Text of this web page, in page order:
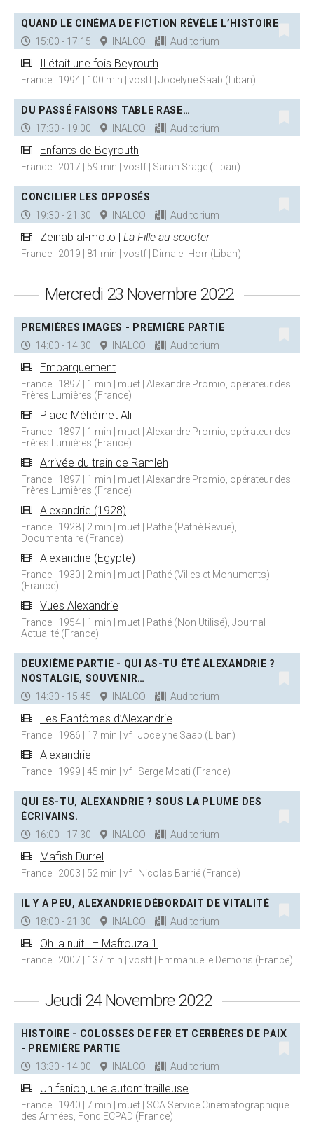
QUAND LE CINÉMA DE FICTION RÉVÈLE L’HISTOIRE
15:00 - 17:15
INALCO Auditorium
Il était une fois Beyrouth
France | 1994 | 100 min | vostf | Jocelyne Saab (Liban)
DU PASSÉ FAISONS TABLE RASE…
17:30 - 19:00
INALCO Auditorium
Enfants de Beyrouth
France | 2017 | 59 min | vostf | Sarah Srage (Liban)
CONCILIER LES OPPOSÉS
19:30 - 21:30
INALCO Auditorium
Zeinab al-moto | La Fille au scooter
France | 2019 | 81 min | vostf | Dima el-Horr (Liban)
Mercredi 23 Novembre 2022
PREMIÈRES IMAGES - PREMIÈRE PARTIE
14:00 - 14:30
INALCO Auditorium
Embarquement
France | 1897 | 1 min | muet | Alexandre Promio, opérateur des
Frères Lumières (France)
Place Méhémet Ali
France | 1897 | 1 min | muet | Alexandre Promio, opérateur des
Frères Lumières (France)
Arrivée du train de Ramleh
France | 1897 | 1 min | muet | Alexandre Promio, opérateur des
Frères Lumières (France)
Alexandrie (1928)
France | 1928 | 2 min | muet | Pathé (Pathé Revue),
Documentaire (France)
Alexandrie (Egypte)
France | 1930 | 2 min | muet | Pathé (Villes et Monuments)
(France)
Vues Alexandrie
France | 1954 | 1 min | muet | Pathé (Non Utilisé), Journal
Actualité (France)
DEUXIÈME PARTIE - QUI AS-TU ÉTÉ ALEXANDRIE ?
NOSTALGIE, SOUVENIR…
14:30 - 15:45
INALCO Auditorium
Les Fantômes d’Alexandrie
France | 1986 | 17 min | vf | Jocelyne Saab (Liban)
Alexandrie
France | 1999 | 45 min | vf | Serge Moati (France)
QUI ES-TU, ALEXANDRIE ? SOUS LA PLUME DES
ÉCRIVAINS.
16:00 - 17:30
INALCO Auditorium
Mafish Durrel
France | 2003 | 52 min | vf | Nicolas Barrié (France)
IL Y A PEU, ALEXANDRIE DÉBORDAIT DE VITALITÉ
18:00 - 21:30
INALCO Auditorium
Oh la nuit ! – Mafrouza 1
France | 2007 | 137 min | vostf | Emmanuelle Demoris (France)
Jeudi 24 Novembre 2022
HISTOIRE - COLOSSES DE FER ET CERBÈRES DE PAIX
- PREMIÈRE PARTIE
13:30 - 14:00
INALCO Auditorium
Un fanion, une automitrailleuse
France | 1940 | 7 min | muet | SCA Service Cinématographique
des Armées, Fond ECPAD (France)